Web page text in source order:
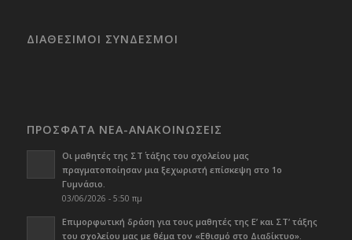
ΔΙΑΘΕΣΙΜΟΙ ΣΥΝΔΕΣΜΟΙ
ΠΡΟΣΦΑΤΑ ΝΕΑ-ΑΝΑΚΟΙΝΩΣΕΙΣ
Οι μαθητές της ΣΤ΄ τάξης του σχολείου μας
πραγματοποίησαν μια ξεχωριστή επίσκεψη στο 1ο
Γυμνάσιο.
03/06/2026 - 5:50 πμ
Επιμορφωτική δράση για τους μαθητές της Ε’ και ΣΤ’ τάξης
του σχολείου μας με θέμα τον «Εθισμό στο Διαδίκτυο».